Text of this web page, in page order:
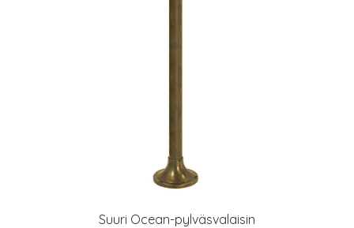
Suuri Ocean-pylväsvalaisin